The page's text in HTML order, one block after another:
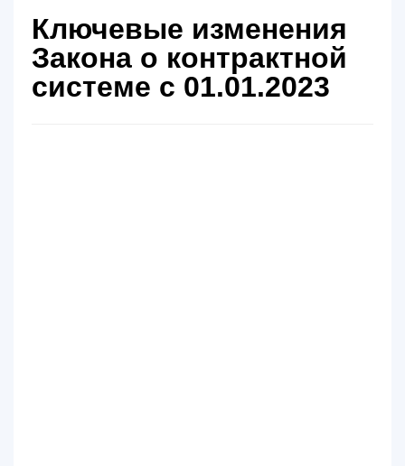
Услуги проживания
Контакты
Ключевые изменения
Закона о контрактной
системе с 01.01.2023